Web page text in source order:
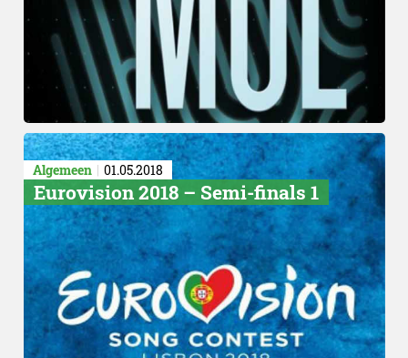
Algemeen 01.05.2018
Eurovision 2018 – Semi-finals 1